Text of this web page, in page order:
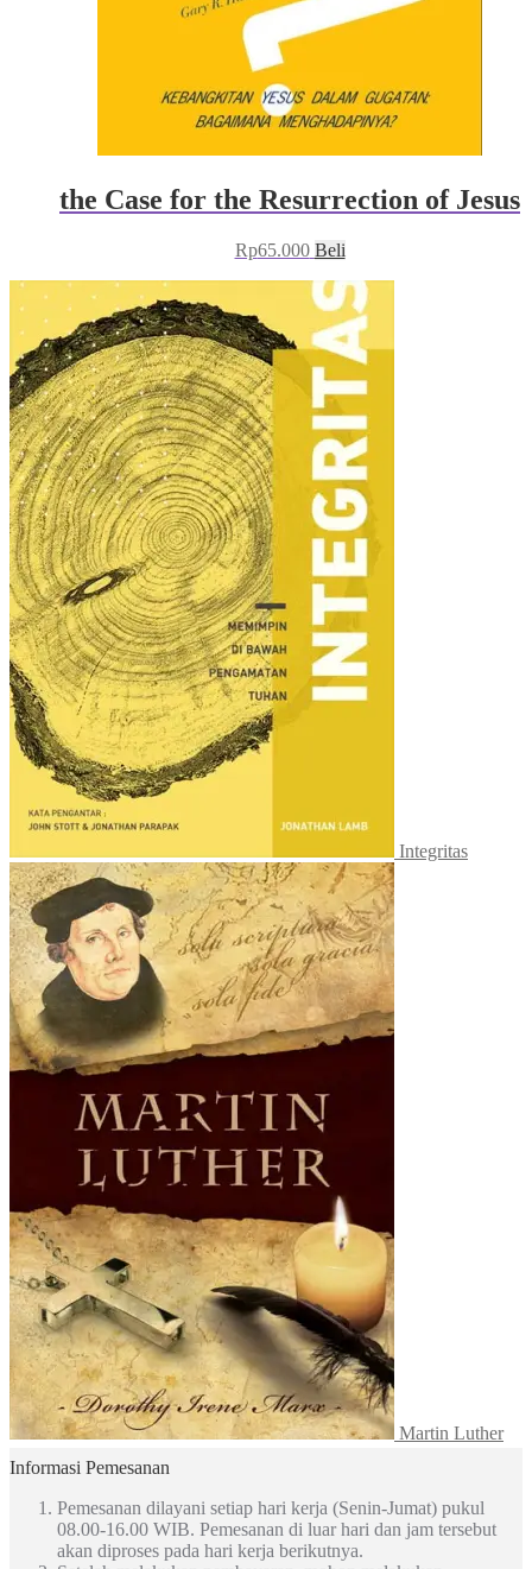
the Case for the Resurrection of Jesus
Rp65.000 Beli
Integritas
Martin Luther
Informasi Pemesanan
Pemesanan dilayani setiap hari kerja (Senin-Jumat) pukul
08.00-16.00 WIB. Pemesanan di luar hari dan jam tersebut
akan diproses pada hari kerja berikutnya.